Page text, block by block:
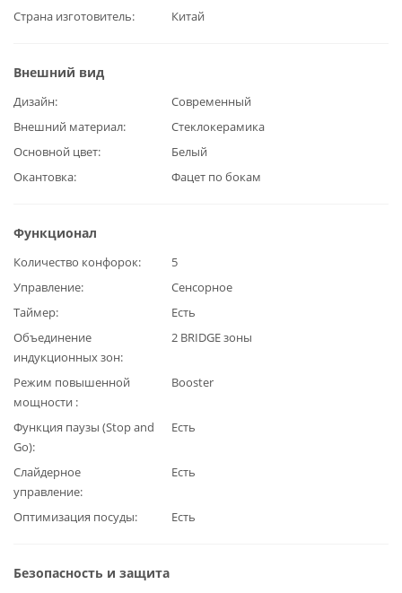
Страна изготовитель
Китай
Внешний вид
Дизайн
Современный
Внешний материал
Стеклокерамика
Основной цвет
Белый
Окантовка
Фацет по бокам
Функционал
Количество конфорок
5
Управление
Сенсорное
Таймер
Есть
Объединение
индукционных зон
2 BRIDGE зоны
Режим повышенной
мощности
Booster
Функция паузы (Stop and
Go)
Есть
Слайдерное
управление
Есть
Оптимизация посуды Есть
Безопасность и защита